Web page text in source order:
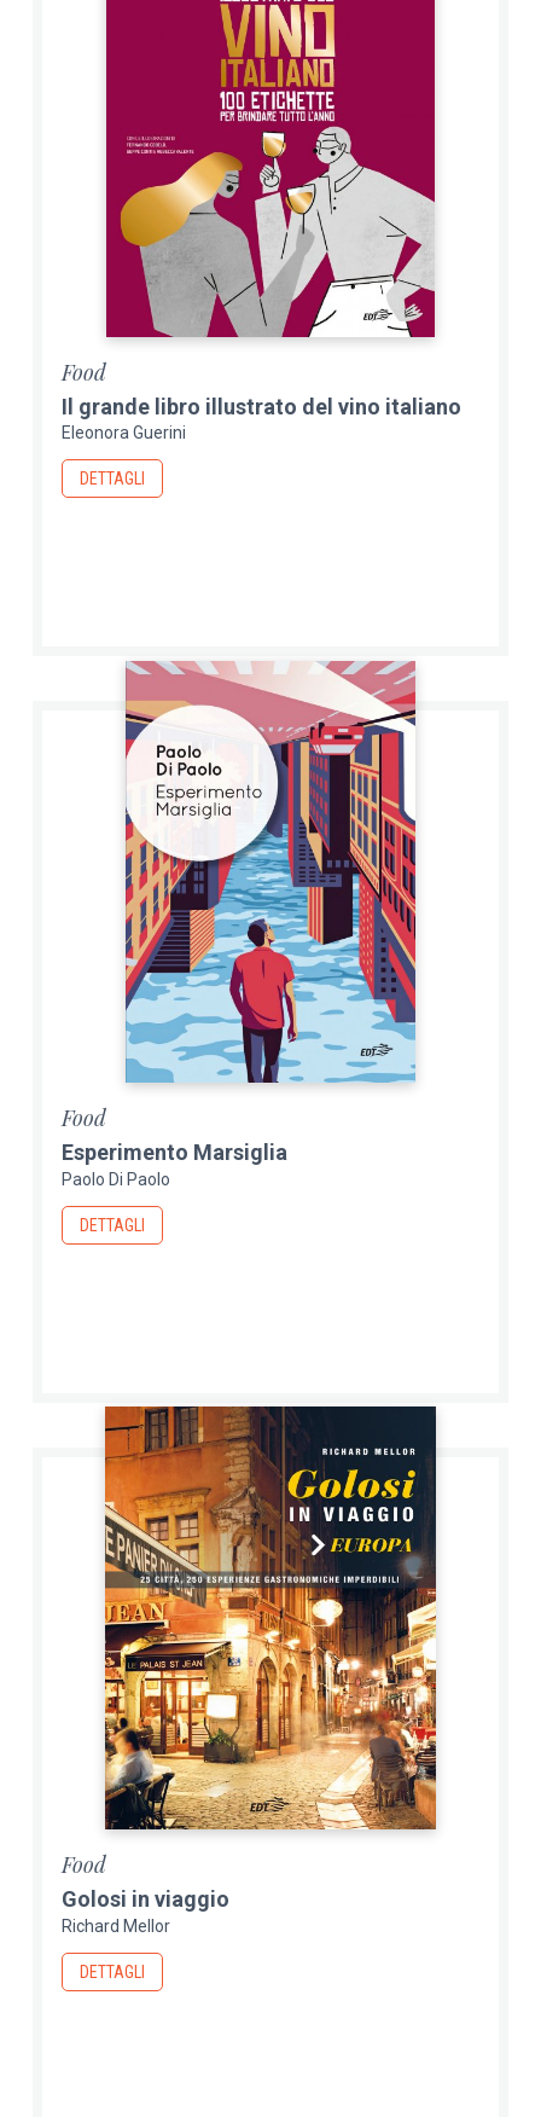
Food
Il grande libro illustrato del vino italiano
Eleonora Guerini
DETTAGLI
Food
Esperimento Marsiglia
Paolo Di Paolo
DETTAGLI
Food
Golosi in viaggio
Richard Mellor
DETTAGLI